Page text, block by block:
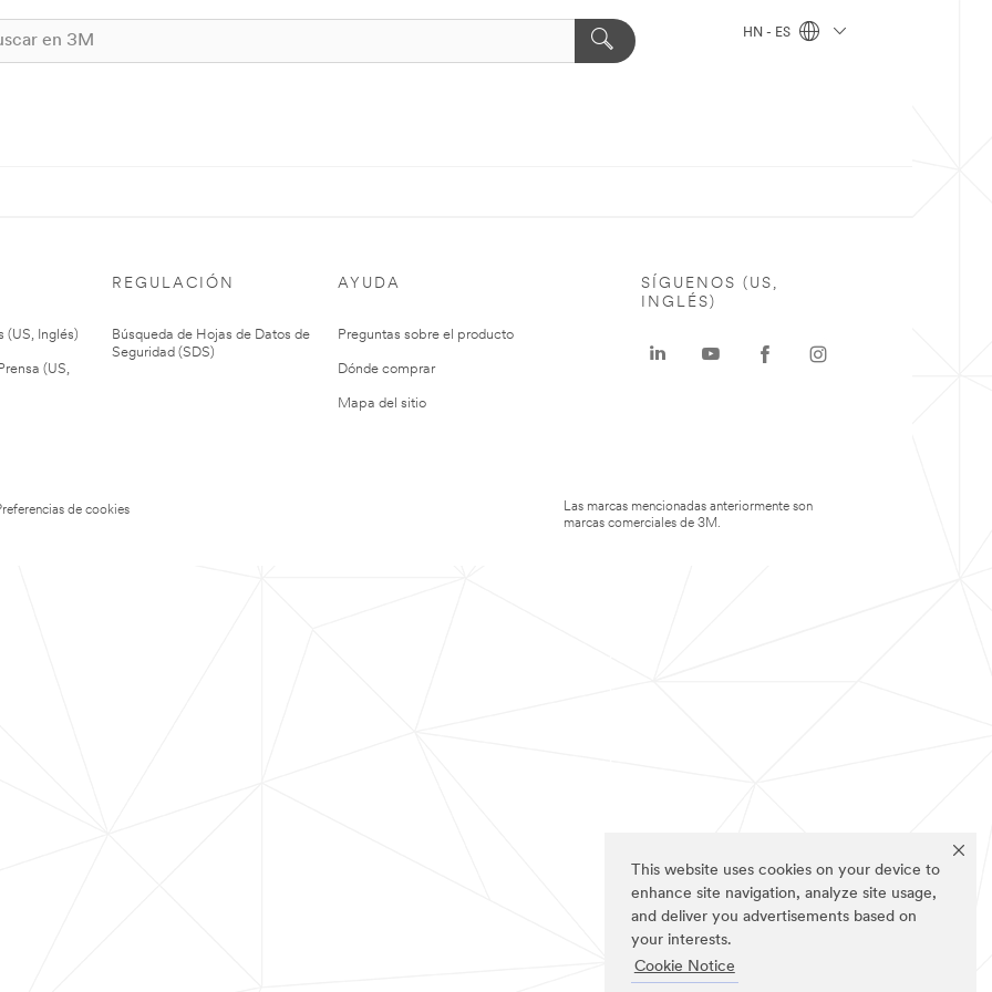
This website uses cookies on your device to
enhance site navigation, analyze site usage,
and deliver you advertisements based on
your interests.
Cookie Notice
HN - ES
(US, Inglés)
(US,
REGULACIÓN
Búsqueda de Hojas de Datos de
Seguridad (SDS)
AYUDA
Preguntas sobre el producto
Dónde comprar
Mapa del sitio
de cookies
SÍGUENOS (US,
INGLÉS)
Las marcas mencionadas anteriormente son
marcas comerciales de 3M.